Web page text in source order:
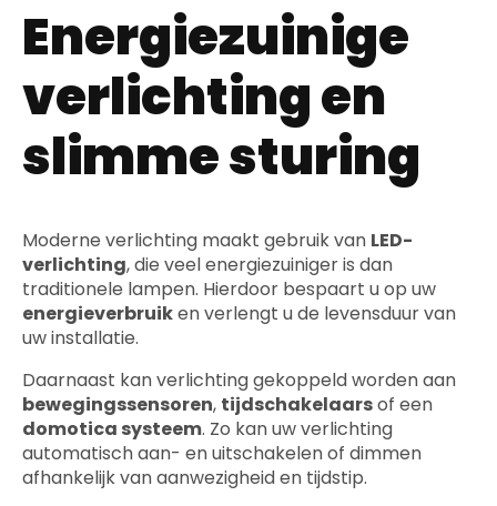
Energiezuinige
verlichting en
slimme sturing
Moderne verlichting maakt gebruik van LED-
verlichting, die veel energiezuiniger is dan
traditionele lampen. Hierdoor bespaart u op uw
energieverbruiken verlengt u de levensduur van
uw installatie.
Daarnaast kan verlichting gekoppeld worden aan
bewegingssensoren, tijdschakelaarsof een
domotica systeem. Zo kan uw verlichting
automatisch aan- en uitschakelen of dimmen
afhankelijk van aanwezigheid en tijdstip.